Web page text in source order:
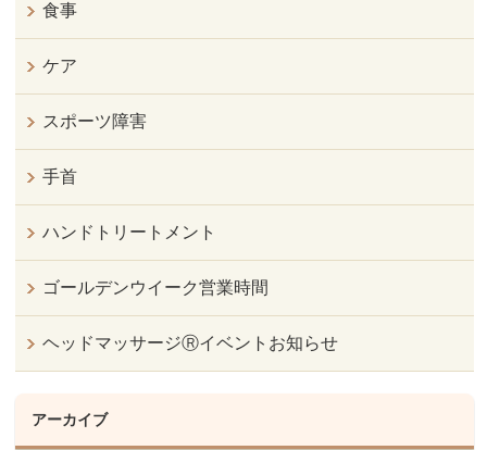
食事
ケア
スポーツ障害
手首
ハンドトリートメント
ゴールデンウイーク営業時間
ヘッドマッサージⓇイベントお知らせ
アーカイブ